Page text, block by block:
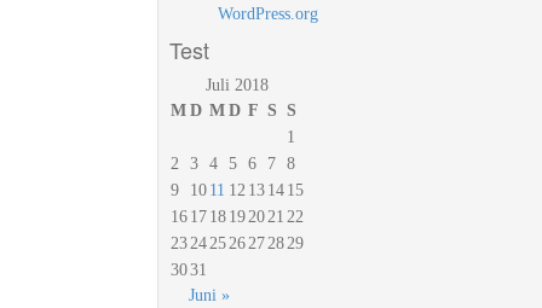
WordPress.org
Test
Juli 2018
M D M D F S S
1
2 3 4 5 6 7 8
9
10 11 12 13 14 15
16 17 18 192021 22
23242526272829
3031
Juni »